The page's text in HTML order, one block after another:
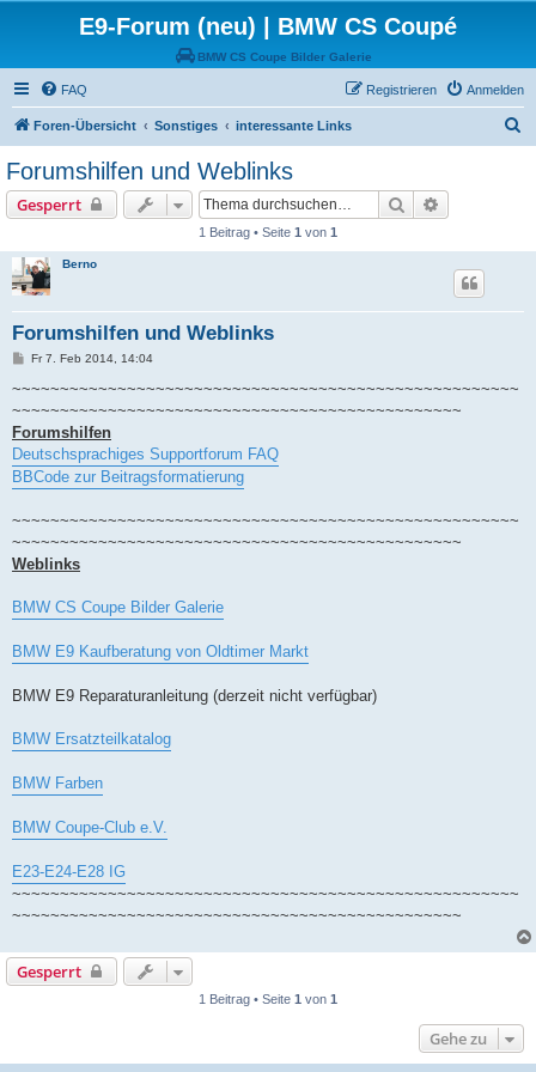
E9-Forum (neu) | BMW CS Coupé
BMW CS Coupe Bilder Galerie
FAQ Anmelden
Registrieren
Foren-Übersicht Sonstiges interessante Links
Forumshilfen und Weblinks
Gesperrt Suche
1 Beitrag • Seite 1 von 1
Berno
Forumshilfen und Weblinks
B
i
r
a
g
Fr 7. Feb 2014, 14:04
~~~~~~~~~~~~~~~~~~~~~~~~~~~~~~~~~~~~~~~~~~~~~~~~~~~~~
~~~~~~~~~~~~~~~~~~~~~~~~~~~~~~~~~~~~~~~~~~~~~~~
Forumshilfen
Deutschsprachiges Supportforum FAQ
BBCode zur Beitragsformatierung
~~~~~~~~~~~~~~~~~~~~~~~~~~~~~~~~~~~~~~~~~~~~~~~~~~~~~
~~~~~~~~~~~~~~~~~~~~~~~~~~~~~~~~~~~~~~~~~~~~~~~
Weblinks
BMW CS Coupe Bilder Galerie
BMW E9 Kaufberatung von Oldtimer Markt
BMW E9 Reparaturanleitung (derzeit nicht verfügbar)
BMW Ersatzteilkatalog
BMW Farben
BMW Coupe-Club e.V.
E23-E24-E28 IG
~~~~~~~~~~~~~~~~~~~~~~~~~~~~~~~~~~~~~~~~~~~~~~~~~~~~~
~~~~~~~~~~~~~~~~~~~~~~~~~~~~~~~~~~~~~~~~~~~~~~~
Gesperrt
1 Beitrag • Seite 1 von 1
Gehe zu